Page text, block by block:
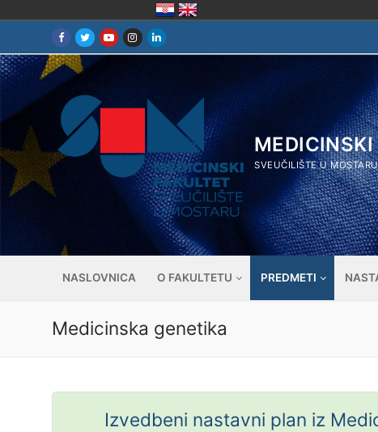
to
content
SVEUČILIŠTE U MOSTARU
NASLOVNICA O FAKULTETU PREDMETI
Medicinska genetika
Izvedbeni nastavni plan iz